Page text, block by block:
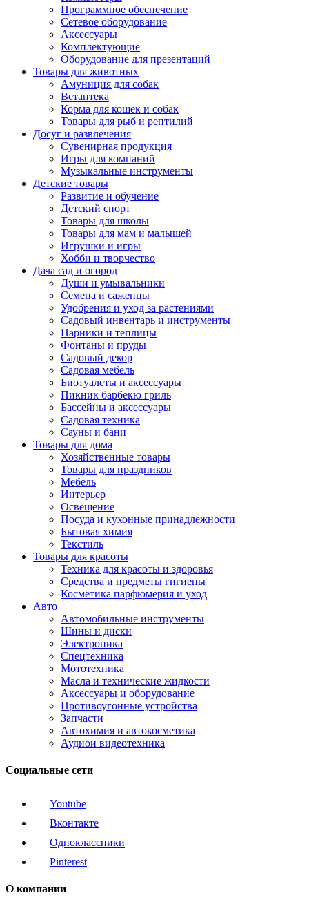
Программное обеспечение
Сетевое оборудование
Аксессуары
Комплектующие
Оборудование для презентаций
Товары для животных
Амуниция для собак
Ветаптека
Корма для кошек и собак
Товары для рыб и рептилий
Досуг и развлечения
Сувенирная продукция
Игры для компаний
Музыкальные инструменты
Детские товары
Развитие и обучение
Детский спорт
Товары для школы
Товары для мам и малышей
Игрушки и игры
Хобби и творчество
Дача сад и огород
Души и умывальники
Семена и саженцы
Удобрения и уход за растениями
Садовый инвентарь и инструменты
Парники и теплицы
Фонтаны и пруды
Садовый декор
Садовая мебель
Биотуалеты и аксессуары
Пикник барбекю гриль
Бассейны и аксессуары
Садовая техника
Сауны и бани
Товары для дома
Хозяйственные товары
Товары для праздников
Мебель
Интерьер
Освещение
Посуда и кухонные принадлежности
Бытовая химия
Текстиль
Товары для красоты
Техника для красоты и здоровья
Средства и предметы гигиены
Косметика парфюмерия и уход
Авто
Автомобильные инструменты
Шины и диски
Электроника
Спецтехника
Мототехника
Масла и технические жидкости
Аксессуары и оборудование
Противоугонные устройства
Запчасти
Автохимия и автокосметика
Аудиои видеотехника
Социальные сети
Youtube
Вконтакте
Одноклассники
Pinterest
О компании